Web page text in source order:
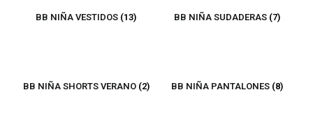
BB NIÑA VESTIDOS (13) BB NIÑA SUDADERAS (7)
BB NIÑA SHORTS VERANO (2) BB NIÑA PANTALONES (8)